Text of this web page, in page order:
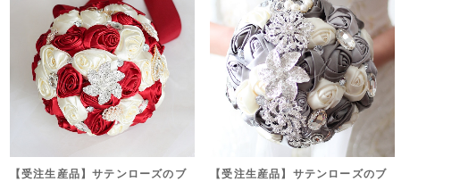
【受注生産品】サテンローズのブ
【受注生産品】サテンローズのブ